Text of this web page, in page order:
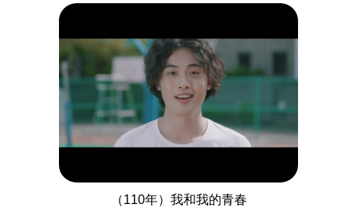
（110年）我和我的青春